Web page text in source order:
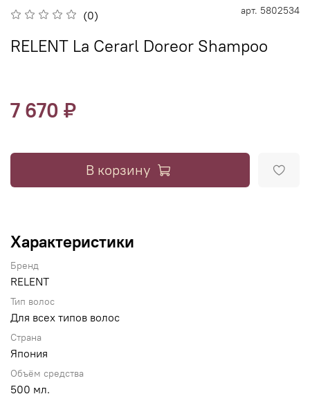
(0) арт. 5802534
RELENT La Cerarl Doreor Shampoo
7 670 ₽
В корзину
Характеристики
Бренд
RELENT
Тип волос
Для всех типов волос
Страна
Япония
Объём средства
500 мл.